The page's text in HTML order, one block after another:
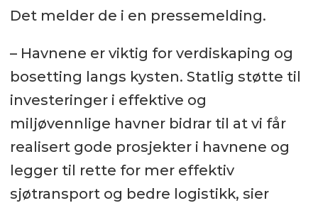
Det melder de i en pressemelding.
– Havnene er viktig for verdiskaping og
bosetting langs kysten. Statlig støtte til
investeringer i effektive og
miljøvennlige havner bidrar til at vi får
realisert gode prosjekter i havnene og
legger til rette for mer effektiv
sjøtransport og bedre logistikk, sier